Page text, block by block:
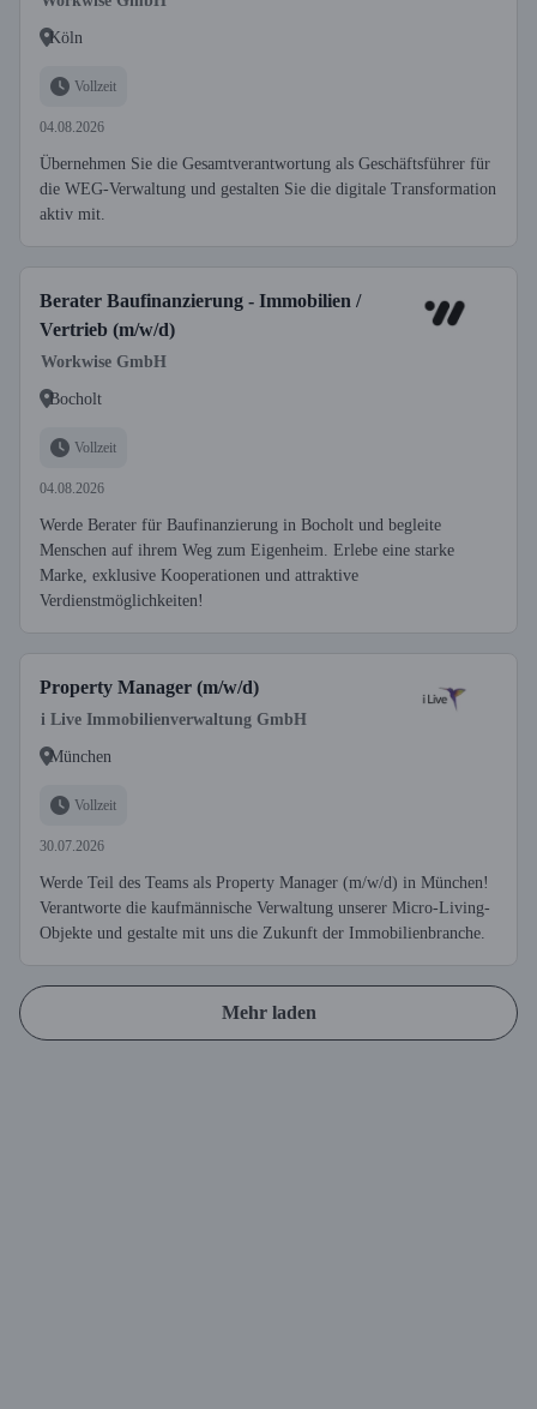
Köln
Vollzeit
04.08.2026
Übernehmen Sie die Gesamtverantwortung als Geschäftsführer für
die WEG-Verwaltung und gestalten Sie die digitale Transformation
aktiv mit.
Berater Baufinanzierung - Immobilien /
Vertrieb (m/w/d)
Workwise GmbH
Bocholt
Vollzeit
04.08.2026
Werde Berater für Baufinanzierung in Bocholt und begleite
Menschen auf ihrem Weg zum Eigenheim. Erlebe eine starke
Marke, exklusive Kooperationen und attraktive
Verdienstmöglichkeiten!
Property Manager (m/w/d)
i Live Immobilienverwaltung GmbH
München
Vollzeit
30.07.2026
Werde Teil des Teams als Property Manager (m/w/d) in München!
Verantworte die kaufmännische Verwaltung unserer Micro-Living-
Objekte und gestalte mit uns die Zukunft der Immobilienbranche.
Mehr laden